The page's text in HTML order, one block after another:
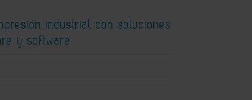
industrial con soluciones
y software